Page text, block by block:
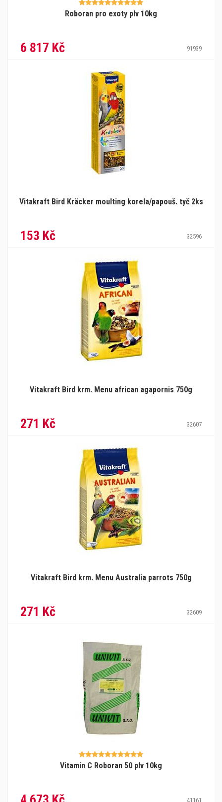
Roboran pro exoty plv 10kg
6 817 Kč 91939
Vitakraft Bird Kräcker moulting korela/papouš. tyč 2ks
153 Kč 32596
Vitakraft Bird krm. Menu african agapornis 750g
271 Kč 32607
Vitakraft Bird krm. Menu Australia parrots 750g
271 Kč 32609
Vitamin C Roboran 50 plv 10kg
41161